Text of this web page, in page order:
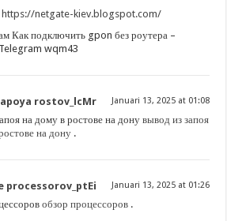
https://netgate-kiev.blogspot.com/
Как подключить gpon без роутера –
wqm43
rostov_lcMr Januari 13, 2025 at 01:08
на дому в ростове на донувывод из запоя
на дону .
processorov_ptEi Januari 13, 2025 at 01:26
обзор процессоров .